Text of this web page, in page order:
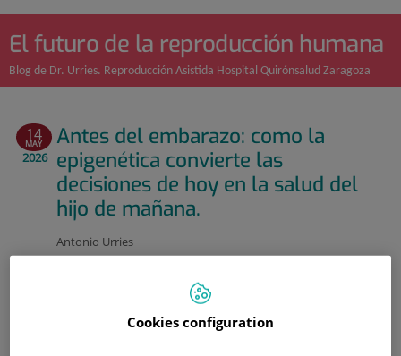
El futuro de la reproducción humana
Blog de Dr. Urries. Reproducción Asistida Hospital Quirónsalud Zaragoza
14
MAY
2026
Antes del embarazo: como la
epigenética convierte las
decisiones de hoy en la salud del
hijo de mañana.
Antonio Urries
cuestión fundamentalmente biológica: disponer de óvulos
y espermatozoides viables y lograr la fecundación. Sin
embargo, en los últimos años la ciencia ha comenzado a
Cookies configuration